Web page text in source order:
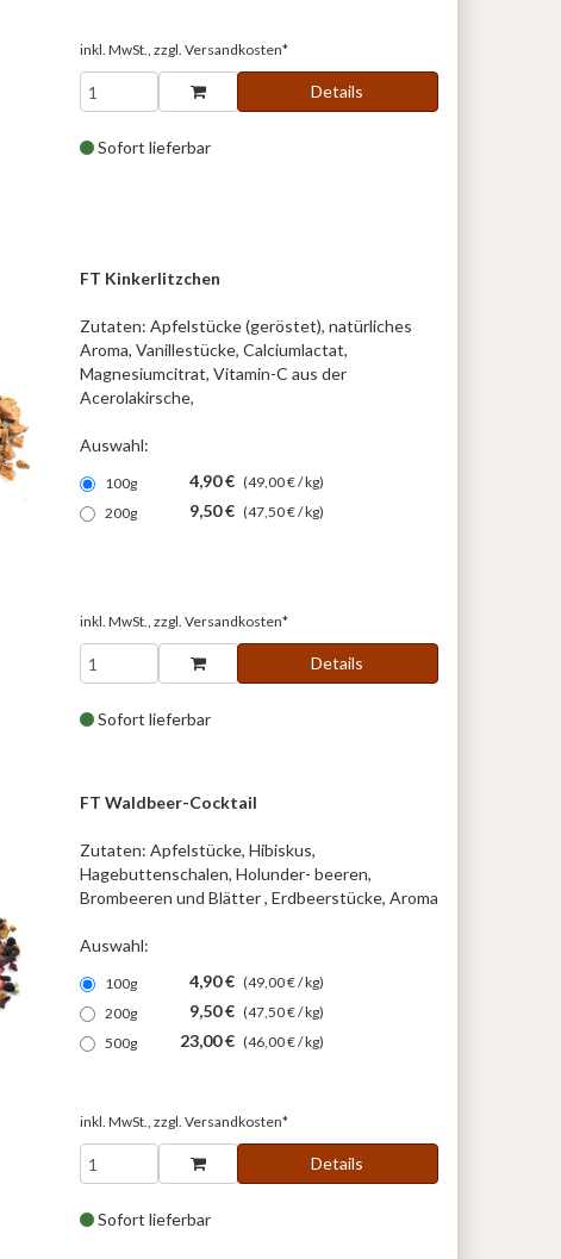
inkl. MwSt., zzgl. Versandkosten*
Details
Sofort lieferbar
FT Kinkerlitzchen
Zutaten: Apfelstücke (geröstet), natürliches
Aroma, Vanillestücke, Calciumlactat,
Magnesiumcitrat, Vitamin-C aus der
Acerolakirsche,
Auswahl:
100g 4,90 € (49,00 € / kg)
200g
9,50 € (47,50 € / kg)
inkl. MwSt., zzgl. Versandkosten*
Details
Sofort lieferbar
FT Waldbeer-Cocktail
Zutaten: Apfelstücke, Hibiskus,
Hagebuttenschalen, Holunder- beeren,
Brombeeren und Blätter , Erdbeerstücke, Aroma
Auswahl:
100g 4,90 € (49,00 € / kg)
200g
9,50 € (47,50 € / kg)
500g
23,00 € (46,00 € / kg)
inkl. MwSt., zzgl. Versandkosten*
Details
Sofort lieferbar